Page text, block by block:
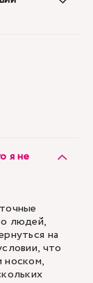
я не
людей,
на
что
носком,